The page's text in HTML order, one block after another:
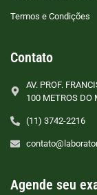
Termos e Condições
Contato
AV. PROF.
100 METROS DO
(11) 3742-2216
Agende seu